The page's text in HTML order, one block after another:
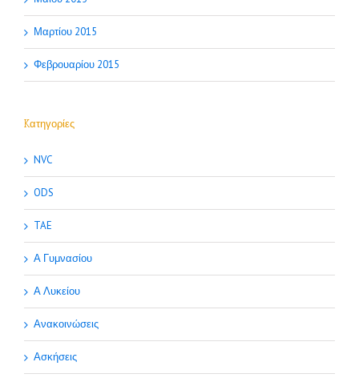
Μαρτίου 2015
Φεβρουαρίου 2015
Kατηγορίες
NVC
ODS
TAE
Α Γυμνασίου
Α Λυκείου
Ανακοινώσεις
Ασκήσεις